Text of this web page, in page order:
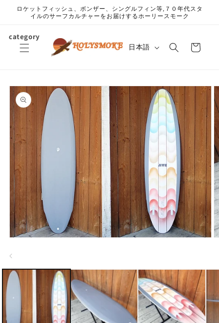
ンツに
ロケットフィッシュ、ボンザー、シングルフィン等,７０年代スタ
イルのサーフカルチャーをお届けするホーリースモーク
category
言日本語
ー
商品情
報にス
キップ
ダ
ル
で